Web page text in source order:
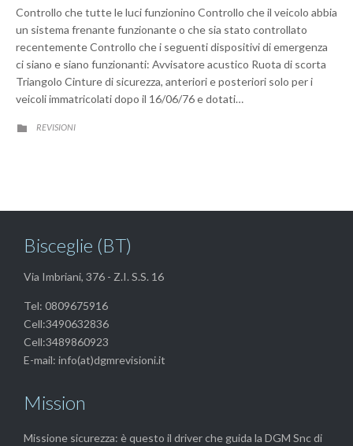
Controllo che tutte le luci funzionino Controllo che il veicolo abbia
un sistema frenante funzionante o che sia stato controllato
recentemente Controllo che i seguenti dispositivi di emergenza
ci siano e siano funzionanti: Avvisatore acustico Ruota di scorta
Triangolo Cinture di sicurezza, anteriori e posteriori solo per i
veicoli immatricolati dopo il 16/06/76 e dotati…
 CATEGORY
REVISIONI
Bisceglie (BT)
Via Imbriani, 376 - Z.I. S.S. 16
Tel: 0809675916
Cell:3490632836
Cell:3489860923
E-mail: info(at)dgmrevisioni.it
Mission
Missione sicurezza: è questo il driver che guida la DGM Snc di